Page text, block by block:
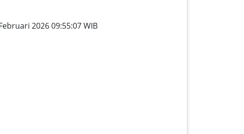
2026 09:55:07 WIB